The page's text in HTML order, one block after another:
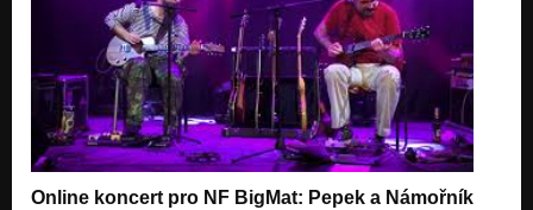
Online koncert pro NF BigMat: Pepek a Námořník